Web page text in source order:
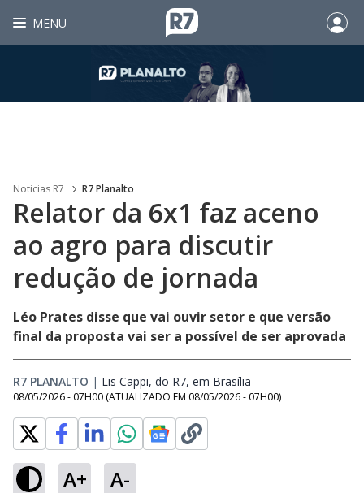
MENU
Noticias R7 R7 Planalto
Relator da 6x1 faz aceno
ao agro para discutir
redução de jornada
Léo Prates disse que vai ouvir setor e que versão
final da proposta vai ser a possível de ser aprovada
R7 PLANALTO | Lis Cappi, do R7, em Brasília
08/05/2026 - 07H00 (ATUALIZADO EM 08/05/2026 - 07H00)
A+ A-